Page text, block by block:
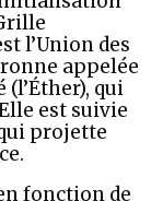
l’Union des
appelée
qui
est suivie
projette
fonction de